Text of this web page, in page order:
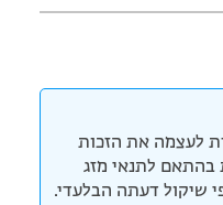
לעצמה את הזכות
בהתאם לתנאי מזג
שיקול דעתה הבלעדי.